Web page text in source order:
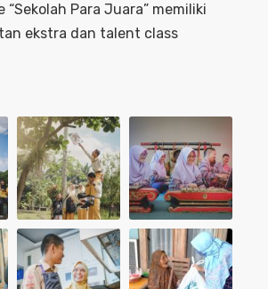
Para Juara” memiliki
ekstra dan talent class